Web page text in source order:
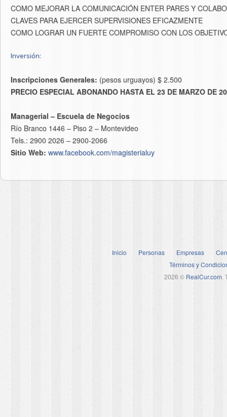
COMO MEJORAR LA COMUNICACIÓN ENTER PARES Y
CLAVES PARA EJERCER SUPERVISIONES EFICAZMENTE
COMO LOGRAR UN FUERTE COMPROMISO CON LOS
Inversión:
Inscripciones Generales: (pesos urguayos) $ 2.500
PRECIO ESPECIAL ABONANDO HASTA EL 23 DE MARZO DE
Managerial – Escuela de Negocios
Río Branco 1446 – Piso 2 – Montevideo
Tels.: 2900 2026 – 2900-2066
Sitio Web: www.facebook.com/magisterialuy
Inicio Personas Empresas
Términos y
2026 © RealCur.com.